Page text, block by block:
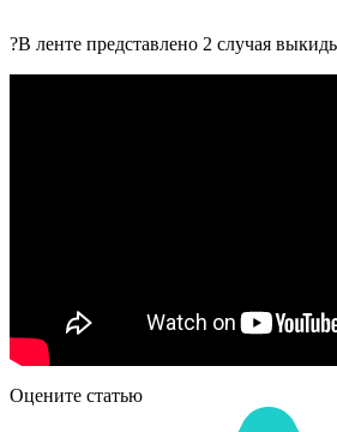
?В ленте представлено 2 случая
Оцените статью